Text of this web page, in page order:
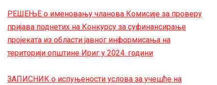
РЕШЕЊЕ о именовању чланова Комисије за проверу
пријава поднетих на Конкурсу за суфинансирање
пројеката из области јавног информисања на
територији општине Ириг у 2024. години
ЗАПИСНИК о испуњености услова за учешће на